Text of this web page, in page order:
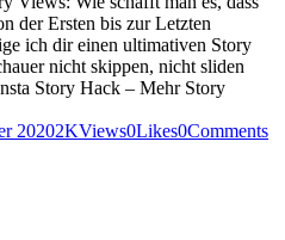
der Ersten bis zur Letzten
ich dir einen ultimativen Story
nicht skippen, nicht sliden
Story Hack – Mehr Story
20202KViews0Likes0Comments